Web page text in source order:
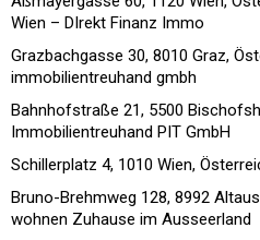
Wien – DIrekt Finanz Immo
Grazbachgasse 30, 8010 Graz,
immobilientreuhand gmbh
Bahnhofstraße 21, 5500
Immobilientreuhand PIT GmbH
Schillerplatz 4, 1010 Wien,
Bruno-Brehmweg 128, 8992
wohnen Zuhause im Ausseerland